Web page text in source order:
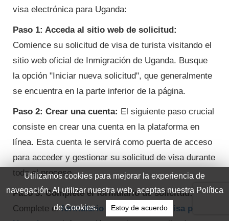
visa electrónica para Uganda:
Paso 1: Acceda al sitio web de solicitud:
Comience su solicitud de visa de turista visitando el
sitio web oficial de Inmigración de Uganda. Busque
la opción "Iniciar nueva solicitud", que generalmente
se encuentra en la parte inferior de la página.
Paso 2: Crear una cuenta: El siguiente paso crucial
consiste en crear una cuenta en la plataforma en
línea. Esta cuenta le servirá como puerta de acceso
para acceder y gestionar su solicitud de visa durante
todo el proceso.
Paso 3: Complete el formulario de solicitud:
Complete elformulario de solicitud de visa para